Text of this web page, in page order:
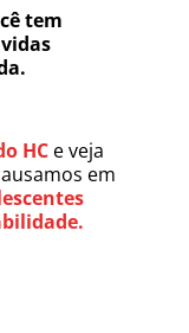
tem
HC e veja
em